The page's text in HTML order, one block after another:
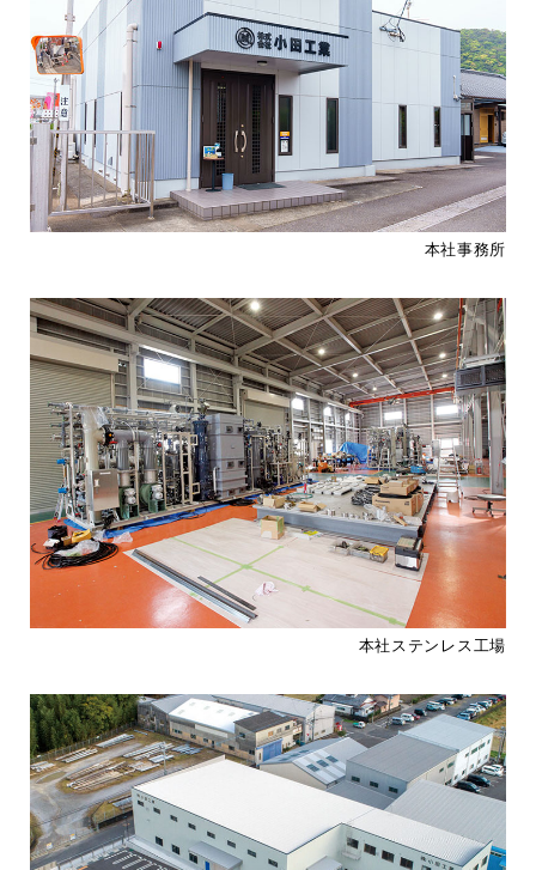
本社事務所
本社ステンレス工場